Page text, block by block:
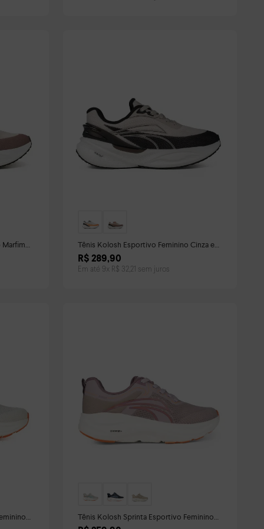
Tênis Kolosh Esportivo Feminino Cinza e
Preto
R$ 289,90
Em até 9 x R$ 32,21 sem juros
Tênis Kolosh Sprinta Esportivo Feminino
Lilás